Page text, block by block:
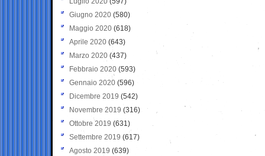
Giugno 2020 (580)
Maggio 2020 (618)
Aprile 2020 (643)
Marzo 2020 (437)
Febbraio 2020 (593)
Gennaio 2020 (596)
Dicembre 2019 (542)
Novembre 2019 (316)
Ottobre 2019 (631)
Settembre 2019 (617)
Agosto 2019 (639)